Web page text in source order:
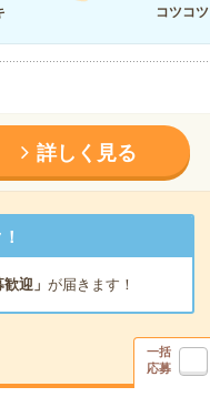
コツコツ
詳しく見る
迎」 が届きます！
一括
応募